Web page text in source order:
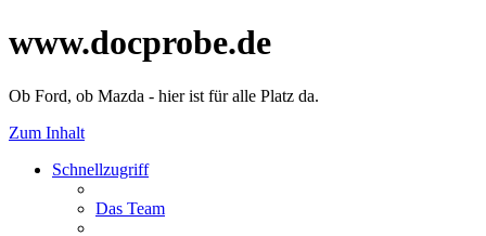
www.docprobe.de
Ob Ford, ob Mazda - hier ist für alle Platz da.
Zum Inhalt
Schnellzugriff
Das Team